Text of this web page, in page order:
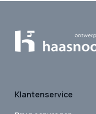
Klantenservice